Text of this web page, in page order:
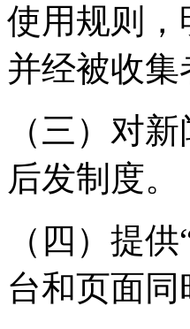
使用规则
并经被收集
（三）对
后发制度。
（四）提
台和页面